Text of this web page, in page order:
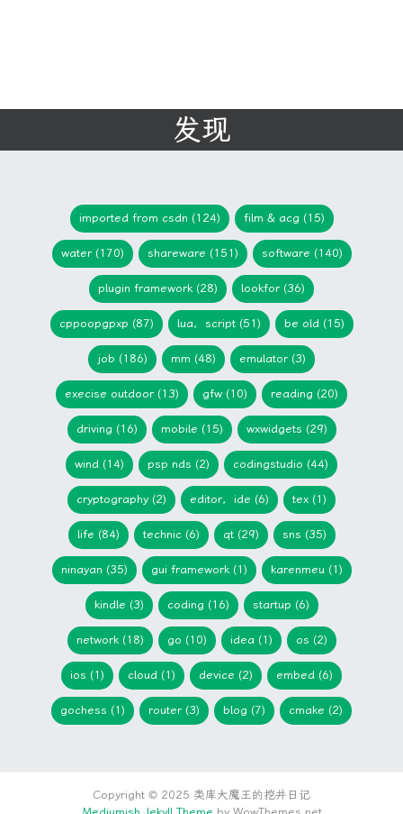
发现
imported from csdn (124) film & acg (15)
water (170) shareware (151) software (140)
plugin framework (28) lookfor (36)
cppoopgpxp (87) lua，script (51) be old (15)
job (186) mm (48) emulator (3)
execise outdoor (13) gfw (10) reading (20)
driving (16) mobile (15) wxwidgets (29)
wind (14) psp nds (2) codingstudio (44)
cryptography (2) editor，ide (6) tex (1)
life (84) technic (6) qt (29) sns (35)
ninayan (35) gui framework (1) karenmeu (1)
kindle (3) coding (16) startup (6)
network (18) go (10) idea (1) os (2)
ios (1) cloud (1) device (2) embed (6)
gochess (1) router (3) blog (7) cmake (2)
Copyright © 2025 类库大魔王的挖井日记